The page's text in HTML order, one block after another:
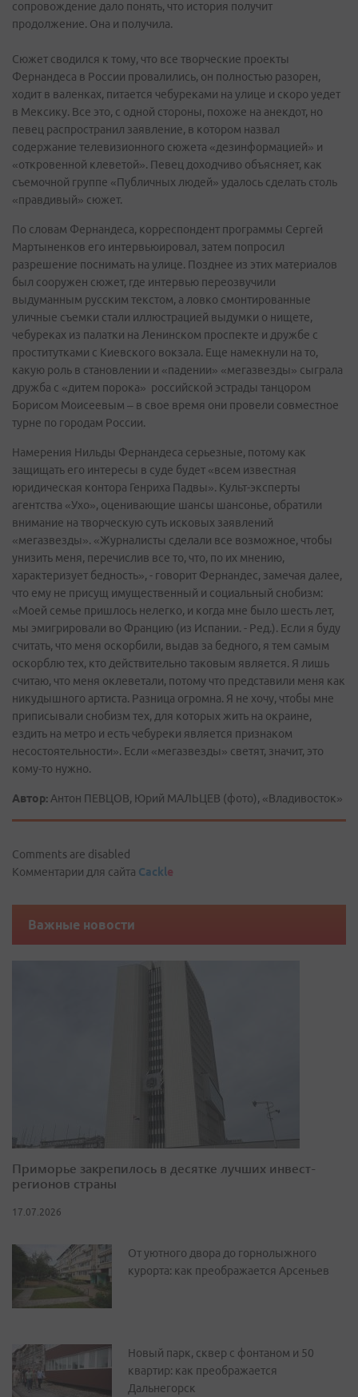
сопровождение дало понять, что история получит
продолжение. Она и получила.
Сюжет сводился к тому, что все творческие проекты
Фернандеса в России провалились, он полностью разорен,
ходит в валенках, питается чебуреками на улице и скоро уедет
в Мексику. Все это, с одной стороны, похоже на анекдот, но
певец распространил заявление, в котором назвал
содержание телевизионного сюжета «дезинформацией» и
«откровенной клеветой». Певец доходчиво объясняет, как
съемочной группе «Публичных людей» удалось сделать столь
«правдивый» сюжет.
По словам Фернандеса, корреспондент программы Сергей
Мартыненков его интервьюировал, затем попросил
разрешение поснимать на улице. Позднее из этих материалов
был сооружен сюжет, где интервью переозвучили
выдуманным русским текстом, а ловко смонтированные
уличные съемки стали иллюстрацией выдумки о нищете,
чебуреках из палатки на Ленинском проспекте и дружбе с
проститутками с Киевского вокзала. Еще намекнули на то,
какую роль в становлении и «падении» «мегазвезды» сыграла
дружба с «дитем порока» российской эстрады танцором
Борисом Моисеевым – в свое время они провели совместное
турне по городам России.
Намерения Нильды Фернандеса серьезные, потому как
защищать его интересы в суде будет «всем известная
юридическая контора Генриха Падвы». Культ-эксперты
агентства «Ухо», оценивающие шансы шансонье, обратили
внимание на творческую суть исковых заявлений
«мегазвезды». «Журналисты сделали все возможное, чтобы
унизить меня, перечислив все то, что, по их мнению,
характеризует бедность», - говорит Фернандес, замечая далее,
что ему не присущ имущественный и социальный снобизм:
«Моей семье пришлось нелегко, и когда мне было шесть лет,
мы эмигрировали во Францию (из Испании. - Ред.). Если я буду
считать, что меня оскорбили, выдав за бедного, я тем самым
оскорблю тех, кто действительно таковым является. Я лишь
считаю, что меня оклеветали, потому что представили меня как
никудышного артиста. Разница огромна. Я не хочу, чтобы мне
приписывали снобизм тех, для которых жить на окраине,
ездить на метро и есть чебуреки является признаком
несостоятельности». Если «мегазвезды» светят, значит, это
кому-то нужно.
Автор: Антон ПЕВЦОВ, Юрий МАЛЬЦЕВ (фото), «Владивосток»
Comments are disabled
Комментарии для сайта Cackle
Важные новости
Приморье закрепилось в десятке лучших инвест-
регионов страны
17.07.2026
От уютного двора до горнолыжного
курорта: как преображается Арсеньев
Новый парк, сквер с фонтаном и 50
квартир: как преображается
Дальнегорск